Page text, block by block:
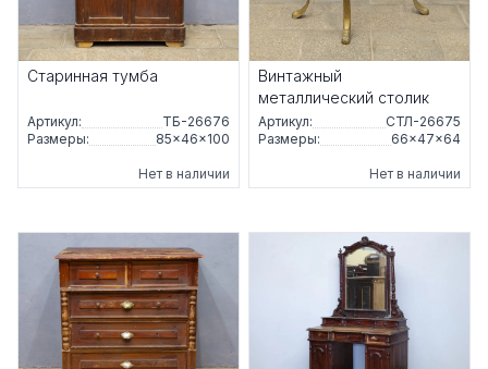
Старинная тумба
Артикул:
ТБ-26676
Размеры:
85×46×100
Нет в наличии
Винтажный
металлический столик
Артикул:
СТЛ-26675
Размеры:
66×47×64
Нет в наличии